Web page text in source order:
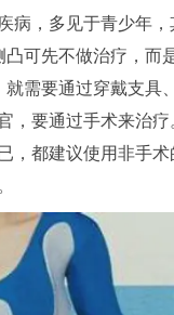
病，多见于青少年
可先不做治疗，而
就需要通过穿戴支
，要通过手术来治
，都建议使用非手